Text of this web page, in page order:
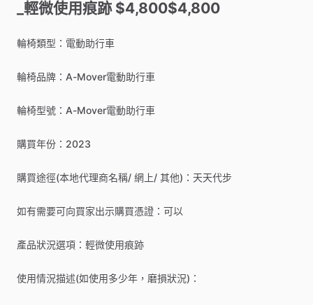
_輕微使用痕跡 $4,800$4,800
輪椅類型：電動助行車
輪椅品牌：A-Mover電動助行車
輪椅型號：A-Mover電動助行車
購買年份：2023
購買途徑(本地代理商名稱​/​ 網上​/​ 其他)：天天代步
如有需要可向買家出示購買憑證：可以
產品狀況選項：輕微使用痕跡
使用情況描述(如使用多少年，磨損狀況)：